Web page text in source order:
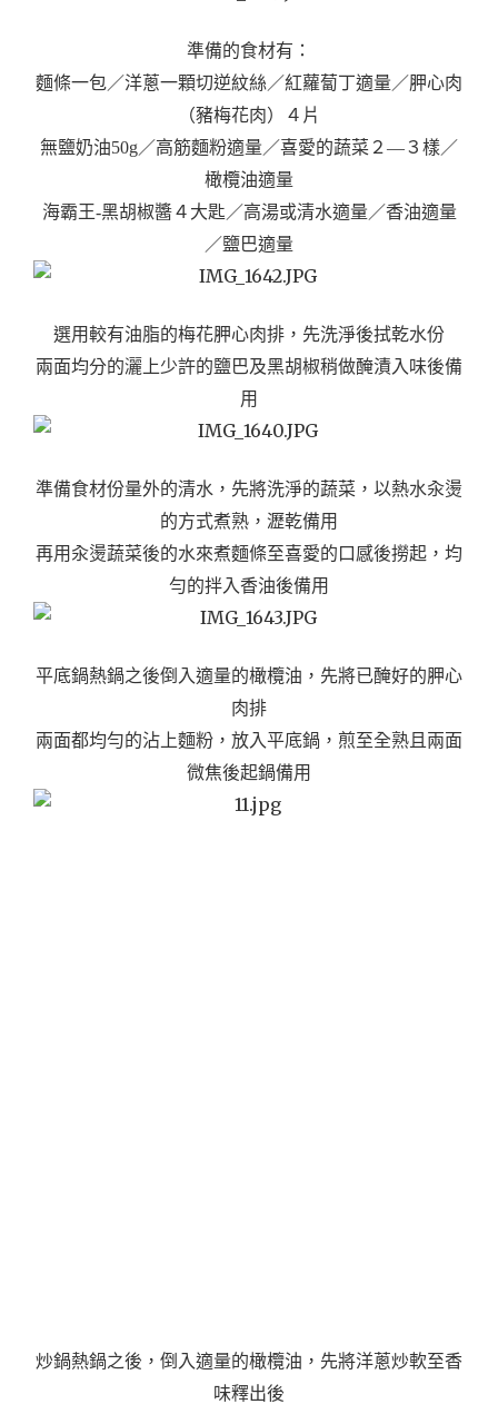
準備的食材有：
麵條一包／洋蔥一顆切逆紋絲／紅蘿蔔丁適量／胛心肉
（豬梅花肉）４片
無鹽奶油50g／高筋麵粉適量／喜愛的蔬菜２—３樣／
橄欖油適量
海霸王-黑胡椒醬４大匙／高湯或清水適量／香油適量
／鹽巴適量
選用較有油脂的梅花胛心肉排，先洗淨後拭乾水份
兩面均分的灑上少許的鹽巴及黑胡椒稍做醃漬入味後備
用
準備食材份量外的清水，先將洗淨的蔬菜，以熱水汆燙
的方式煮熟，瀝乾備用
再用汆燙蔬菜後的水來煮麵條至喜愛的口感後撈起，均
勻的拌入香油後備用
平底鍋熱鍋之後倒入適量的橄欖油，先將已醃好的胛心
肉排
兩面都均勻的沾上麵粉， 放入平底鍋，煎至全熟且兩面
微焦後起鍋備用
炒鍋熱鍋之後，倒入適量的橄欖油，先將洋蔥炒軟至香
味釋出後